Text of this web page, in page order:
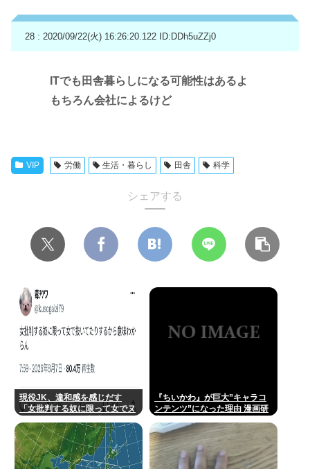
28 : 2020/09/22(火) 16:26:20.122 ID:DDh5uZZj0
ITでも田舎暮らしになる可能性はあるよ
もちろん会社によるけど
VIP 労働 生活・暮らし 田舎 科学
シェアする
現役JK、違和感を感じだす
「女批判する奴に限って女でヌ
くなってきた 」
『ちいかわ』が巨大”キャラコ
ンテンツ”になった理由 漫画研